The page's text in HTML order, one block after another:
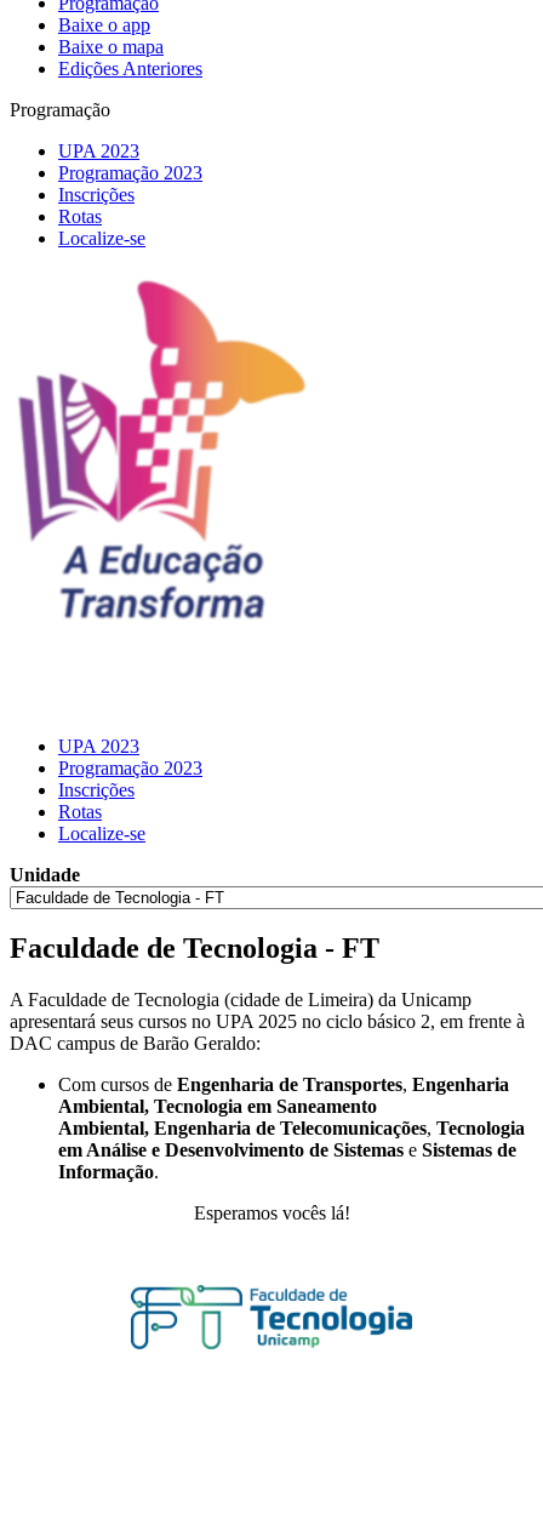
Baixe o app
Baixe o mapa
Edições Anteriores
Programação
UPA 2023
Programação 2023
Inscrições
Rotas
Localize-se
UPA 2023
Programação 2023
Inscrições
Rotas
Localize-se
Unidade
Faculdade de Tecnologia - FT
A Faculdade de Tecnologia (cidade de Limeira) da Unicamp
apresentará seus cursos no UPA 2025 no ciclo básico 2, em frente à
DAC campus de Barão Geraldo:
Com cursos de Engenharia de Transportes, Engenharia
Ambiental, Tecnologia em Saneamento
Ambiental, Engenharia de Telecomunicações, Tecnologia
em Análise e Desenvolvimento de Sistemas e Sistemas de
Informação.
Esperamos vocês lá!